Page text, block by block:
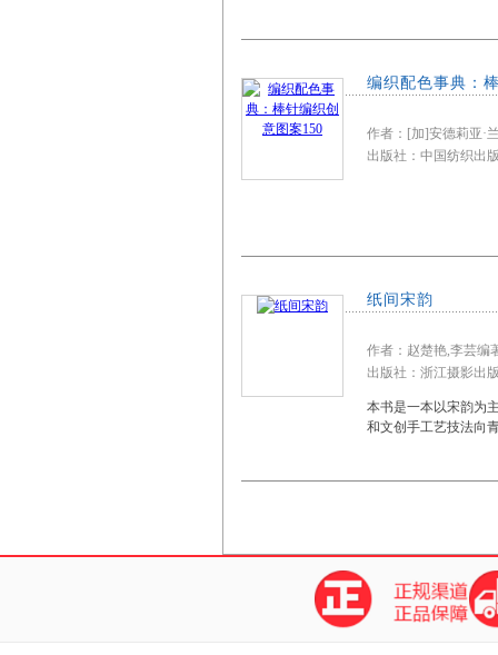
编织配色事典：
作者：[加]安德莉亚·
出版社：中国纺织
纸间宋韵
作者：赵楚艳,李芸编
出版社：浙江摄影
本书是一本以宋韵为
和文创手工艺技法向